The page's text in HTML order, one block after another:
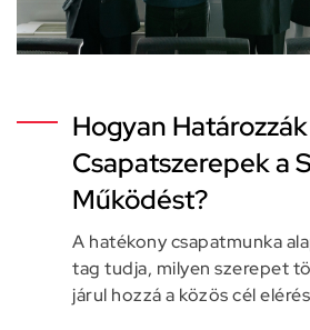
Hogyan
Csapatszerepek a
Működést?
A hatékony csapatmunka
tag tudja, milyen szerepet
járul hozzá a közös cél